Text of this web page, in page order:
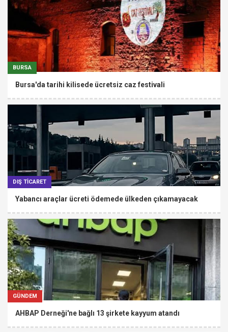
BURSA
Bursa'da tarihi kilisede ücretsiz caz festivali
DIŞ TİCARET
Yabancı araçlar ücreti ödemede ülkeden çıkamayacak
GÜNDEM
AHBAP Derneği'ne bağlı 13 şirkete kayyum atandı